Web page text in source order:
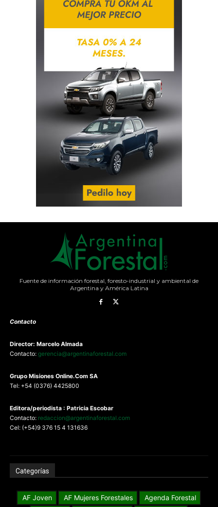
Fuente de información forestal, foresto-industrial y ambiental de
Argentina y América Latina
Contacto
Director: Marcelo Almada
Contacto: gerencia@argentinaforestal.com
Grupo Misiones Online.Com SA
Tel: +54 (0376) 4425800
Editora/periodista : Patricia Escobar
Contacto: redaccion@argentinaforestal.com
Cel: (+54)9 376 15 4 131636
Categorías
AF Joven AF Mujeres Forestales
Agenda Forestal